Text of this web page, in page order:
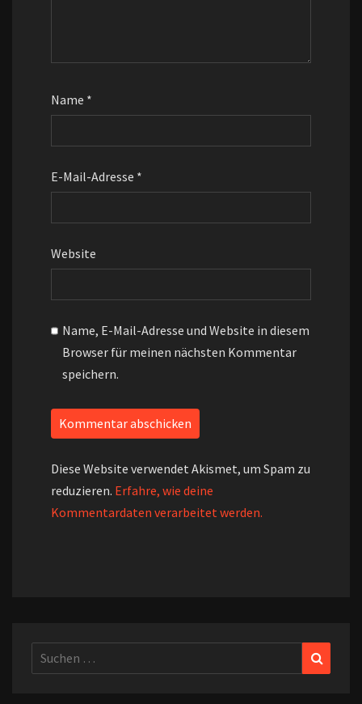
Name *
E-Mail-Adresse *
Website
Name, E-Mail-Adresse und Website in diesem
Browser für meinen nächsten Kommentar
speichern.
Diese Website verwendet Akismet, um Spam zu
reduzieren. Erfahre, wie deine
Kommentardaten verarbeitet werden.
Suchen
nach: